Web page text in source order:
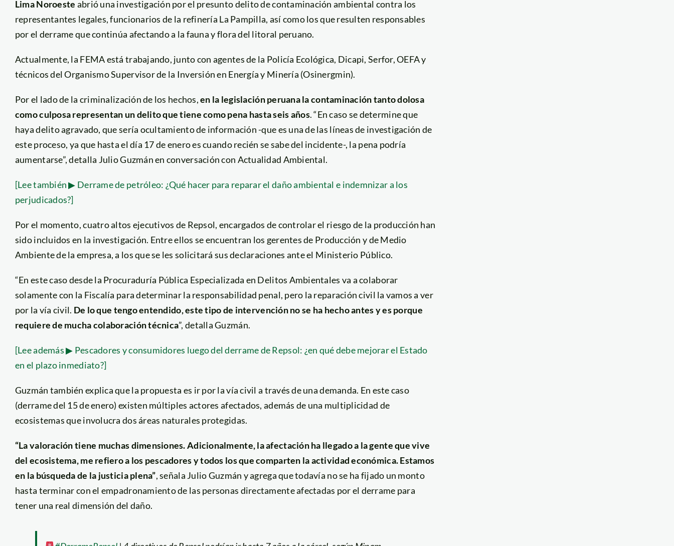
Lima Noroeste abrió una investigación por el presunto delito de contaminación ambiental contra los
representantes legales, funcionarios de la refinería La Pampilla, así como los que resulten responsables
por el derrame que continúa afectando a la fauna y flora del litoral peruano.
Actualmente, la FEMA está trabajando, junto con agentes de la Policía Ecológica, Dicapi, Serfor, OEFA y
técnicos del Organismo Supervisor de la Inversión en Energía y Minería (Osinergmin).
Por el lado de la criminalización de los hechos,en la legislación peruana la contaminación tanto dolosa
como culposa representan un delito que tiene como pena hasta seis años. “En caso se determine que
haya delito agravado, que sería ocultamiento de información -que es una de las líneas de investigación de
este proceso, ya que hasta el día 17 de enero es cuando recién se sabe del incidente-, la pena podría
aumentarse”, detalla Julio Guzmán en conversación con Actualidad Ambiental.
[Lee también ▶ Derrame de petróleo: ¿Qué hacer para reparar el daño ambiental e indemnizar a los
perjudicados?]
Por el momento, cuatro altos ejecutivos de Repsol, encargados de controlar el riesgo de la producción han
sido incluidos en la investigación. Entre ellos se encuentran los gerentes de Producción y de Medio
Ambiente de la empresa, a los que se les solicitará sus declaraciones ante el Ministerio Público.
“En este caso desde la Procuraduría Pública Especializada en Delitos Ambientales va a colaborar
solamente con la Fiscalía para determinar la responsabilidad penal, pero la reparación civil la vamos a ver
por la vía civil. De lo que tengo entendido, este tipo de intervención no se ha hecho antes y es porque
requiere de mucha colaboración técnica”, detalla Guzmán.
[Lee además ▶ Pescadores y consumidores luego del derrame de Repsol: ¿en qué debe mejorar el Estado
en el plazo inmediato?]
Guzmán también explica que la propuesta es ir por la vía civil a través de una demanda. En este caso
(derrame del 15 de enero) existen múltiples actores afectados, además de una multiplicidad de
ecosistemas que involucra dos áreas naturales protegidas.
“La valoración tiene muchas dimensiones. Adicionalmente, la afectación ha llegado a la gente que vive
del ecosistema, me refiero a los pescadores y todos los que comparten la actividad económica. Estamos
en la búsqueda de la justicia plena”, señala Julio Guzmán y agrega que todavía no se ha fijado un monto
hasta terminar con el empadronamiento de las personas directamente afectadas por el derrame para
tener una real dimensión del daño.